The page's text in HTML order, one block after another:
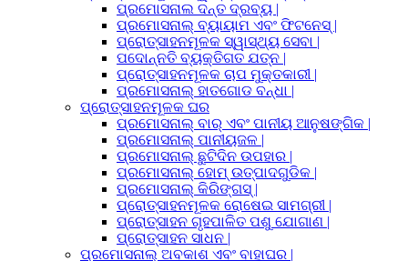
ପ୍ରମୋସନାଲ ଦନ୍ତ ଦ୍ରବ୍ୟ |
ପ୍ରମୋସନାଲ୍ ବ୍ୟାୟାମ ଏବଂ ଫିଟନେସ୍ |
ପ୍ରୋତ୍ସାହନମୂଳକ ସ୍ୱାସ୍ଥ୍ୟ ସେବା |
ପଦୋନ୍ନତି ବ୍ୟକ୍ତିଗତ ଯତ୍ନ |
ପ୍ରୋତ୍ସାହନମୂଳକ ଚାପ ମୁକ୍ତକାରୀ |
ପ୍ରମୋସନାଲ୍ ହାତଗୋଡ ବନ୍ଧା |
ପ୍ରୋତ୍ସାହନମୂଳକ ଘର
ପ୍ରମୋସନାଲ୍ ବାର୍ ଏବଂ ପାନୀୟ ଆନୁଷଙ୍ଗିକ |
ପ୍ରମୋସନାଲ୍ ପାନୀୟଜଳ |
ପ୍ରମୋସନାଲ୍ ଛୁଟିଦିନ ଉପହାର |
ପ୍ରମୋସନାଲ୍ ହୋମ୍ ଉତ୍ପାଦଗୁଡିକ |
ପ୍ରମୋସନାଲ୍ କିରିଙ୍ଗସ୍ |
ପ୍ରୋତ୍ସାହନମୂଳକ ରୋଷେଇ ସାମଗ୍ରୀ |
ପ୍ରୋତ୍ସାହନ ଗୃହପାଳିତ ପଶୁ ଯୋଗାଣ |
ପ୍ରୋତ୍ସାହନ ସାଧନ |
ପ୍ରମୋସନାଲ୍ ଅବକାଶ ଏବଂ ବାହାଘର |